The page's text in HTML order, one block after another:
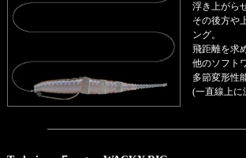
浮き上がら
その後方や
ング。
飛距離を求
他のソフト
多節変形性
(一直線上に